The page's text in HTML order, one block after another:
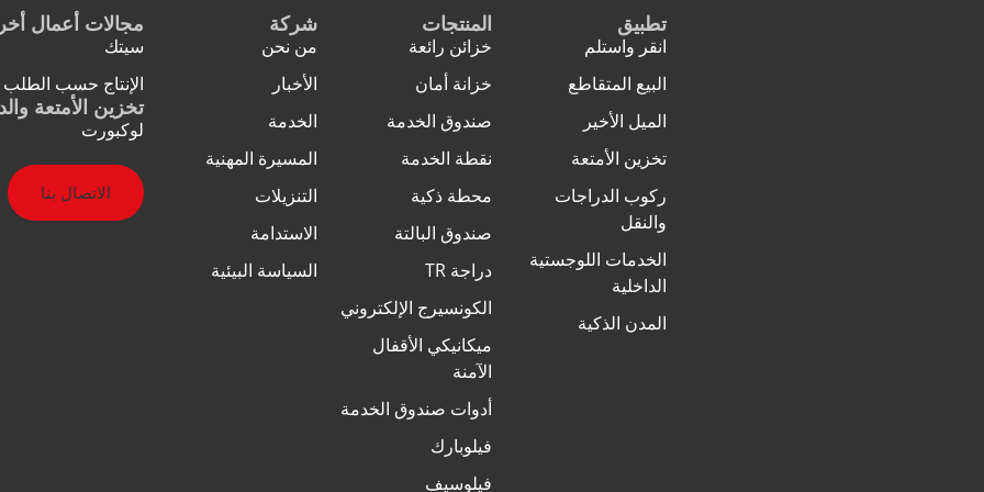
تطبيق
انقر واستلم
البيع المتقاطع
الميل الأخير
تخزين الأمتعة
ركوب الدراجات
والنقل
الخدمات اللوجستية
الداخلية
المدن الذكية
المنتجات
خزائن رائعة
خزانة أمان
صندوق الخدمة
نقطة الخدمة
محطة ذكية
صندوق البالتة
دراجة TR
الكونسيرج الإلكتروني
ميكانيكي الأقفال
الآمنة
أدوات صندوق الخدمة
فيلوبارك
فيلوسيف
شركة
من نحن
الأخبار
الخدمة
المسيرة المهنية
التنزيلات
الاستدامة
السياسة البيئية
مجالات أعمال
سيتك
الإنتاج حسب الطلب
تخزين الأمتعة
لوكبورت
الاتصال بنا